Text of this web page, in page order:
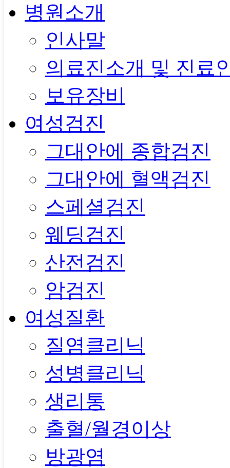
병원소개
인사말
의료진소개 및 진료
보유장비
여성검진
그대안에 종합검진
그대안에 혈액검진
스페셜검진
웨딩검진
산전검진
암검진
여성질환
질염클리닉
성병클리닉
생리통
출혈/월경이상
방광염